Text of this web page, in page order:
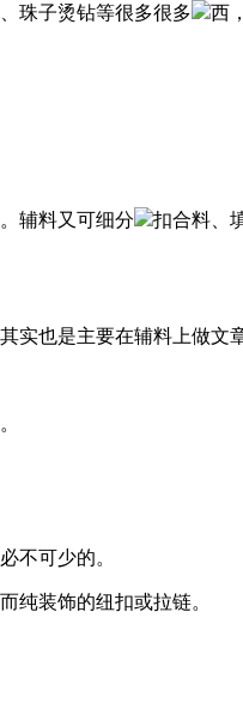
珠子烫钻等很多很多 西
辅料又可细分
扣合料、
实也是主要在辅料上做文章
不可少的。
纯装饰的纽扣或拉链。